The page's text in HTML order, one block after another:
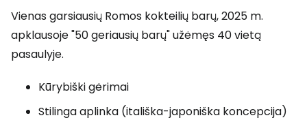
Vienas garsiausių Romos kokteilių barų, 2025 m.
apklausoje "50 geriausių barų" užėmęs 40 vietą
pasaulyje.
Kūrybiški gėrimai
Stilinga aplinka (itališka-japoniška koncepcija)